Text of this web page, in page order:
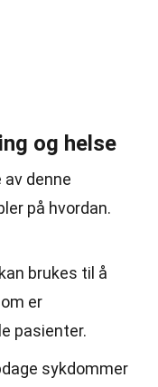
og helse
denne
på hvordan.
brukes til å
er
pasienter.
sykdommer